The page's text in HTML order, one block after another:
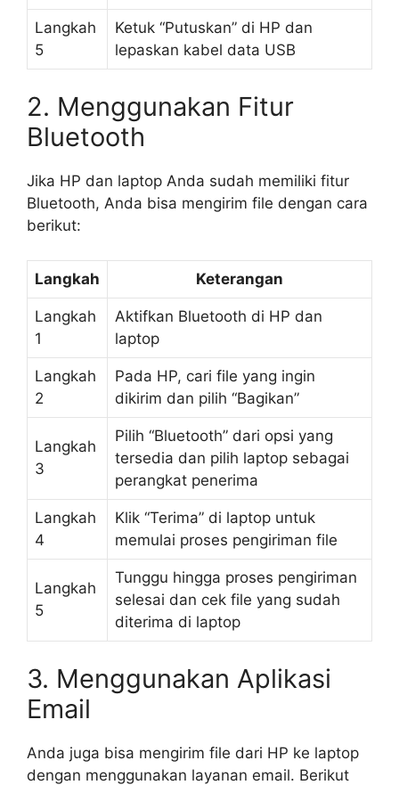
Langkah
5
Ketuk “Putuskan” di HP dan
lepaskan kabel data USB
2. Menggunakan Fitur
Bluetooth
Jika HP dan laptop Anda sudah memiliki fitur
Bluetooth, Anda bisa mengirim file dengan cara
berikut:
Langkah Keterangan
Langkah
1
Aktifkan Bluetooth di HP dan
laptop
Langkah
2
Pada HP, cari file yang ingin
dikirim dan pilih “Bagikan”
Langkah
3
Pilih “Bluetooth” dari opsi yang
tersedia dan pilih laptop sebagai
perangkat penerima
Langkah
4
Klik “Terima” di laptop untuk
memulai proses pengiriman file
Langkah
5
Tunggu hingga proses pengiriman
selesai dan cek file yang sudah
diterima di laptop
3. Menggunakan Aplikasi
Email
Anda juga bisa mengirim file dari HP ke laptop
dengan menggunakan layanan email. Berikut